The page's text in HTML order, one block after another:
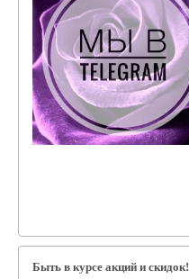
Быть в курсе акций и скидок!